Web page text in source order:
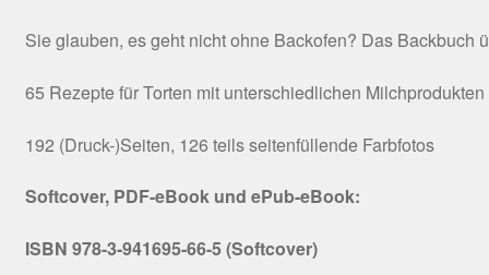
Sie glauben, es geht nicht ohne Backofen? Das Backbuch
65 Rezepte für Torten mit unterschiedlichen
192 (Druck-)Seiten, 126 teils seitenfüllende Farbfotos
Softcover, PDF-eBook und ePub-eBook:
ISBN 978-3-941695-66-5 (Softcover)